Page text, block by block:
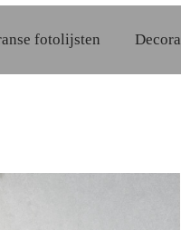
fotolijsten